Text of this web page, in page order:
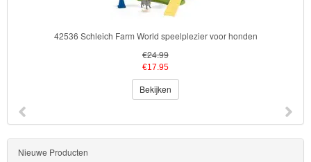
15020 Schleich Dinosaurs Cryolophosaurus
Nieuwe Producten